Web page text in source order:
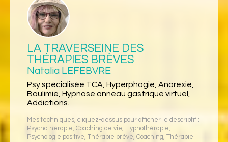
LA TRAVERSEINE DES
THÉRAPIES BRÈVES
Natalia LEFEBVRE
Psy spécialisée TCA, Hyperphagie, Anorexie,
Boulimie, Hypnose anneau gastrique virtuel,
Addictions.
Mes techniques, cliquez-dessus pour afficher le descriptif :
Psychothérapie, Coaching de vie, Hypnothérapie,
Psychologie positive, Thérapie brève, Coaching,
Thérapie